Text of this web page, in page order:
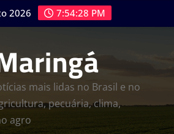
2026 7:54:29 PM
mais lidas no Brasil e no
pecuária, clima,
agro